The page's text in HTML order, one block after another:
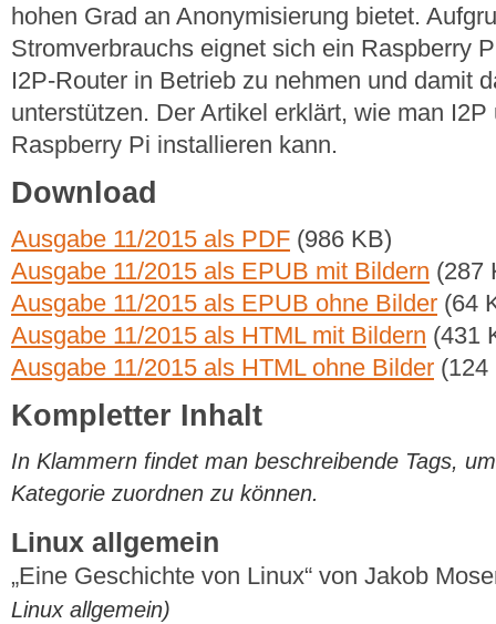
hohen Grad an Anonymisierung bietet.
Stromverbrauchs eignet sich ein Raspberry
I2P-Router in Betrieb zu nehmen und damit
unterstützen. Der Artikel erklärt, wie man
Raspberry Pi installieren kann.
Download
Ausgabe 11/2015 als PDF (986 KB)
Ausgabe 11/2015 als EPUB mit Bildern (287
Ausgabe 11/2015 als EPUB ohne Bilder (64
Ausgabe 11/2015 als HTML mit Bildern (431
Ausgabe 11/2015 als HTML ohne Bilder (124
Kompletter Inhalt
In Klammern findet man beschreibende Tags,
Kategorie zuordnen zu können.
Linux allgemein
„Eine Geschichte von Linux“ von Jakob
Linux allgemein)